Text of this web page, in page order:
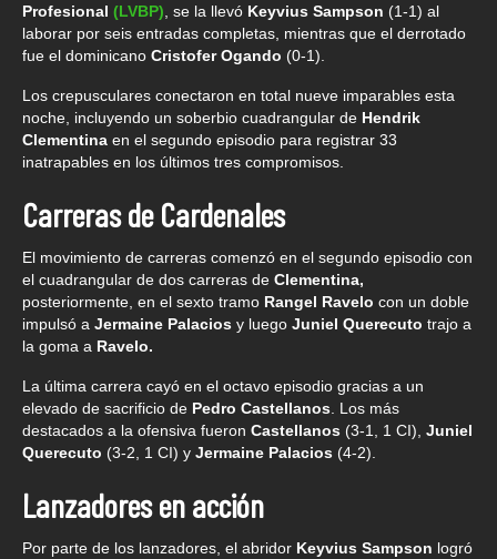
Profesional (LVBP) , se la llevó Keyvius Sampson (1-1) al
laborar por seis entradas completas, mientras que el derrotado
fue el dominicano Cristofer Ogando (0-1).
Los crepusculares conectaron en total nueve imparables esta
noche, incluyendo un soberbio cuadrangular de Hendrik
Clementina en el segundo episodio para registrar 33
inatrapables en los últimos tres compromisos.
Carreras de Cardenales
El movimiento de carreras comenzó en el segundo episodio con
el cuadrangular de dos carreras de Clementina,
posteriormente, en el sexto tramo Rangel Ravelo con un doble
impulsó a Jermaine Palacios y luego Juniel Querecuto trajo a
la goma a Ravelo.
La última carrera cayó en el octavo episodio gracias a un
elevado de sacrificio de Pedro Castellanos . Los más
destacados a la ofensiva fueron Castellanos (3-1, 1 CI), Juniel
Querecuto (3-2, 1 CI) y Jermaine Palacios (4-2).
Lanzadores en acción
Por parte de los lanzadores, el abridor Keyvius Sampson logró